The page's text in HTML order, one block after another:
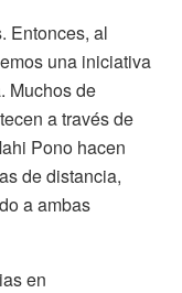
Entonces, al
una iniciativa
Muchos de
a través de
Pono hacen
de distancia,
a ambas
en